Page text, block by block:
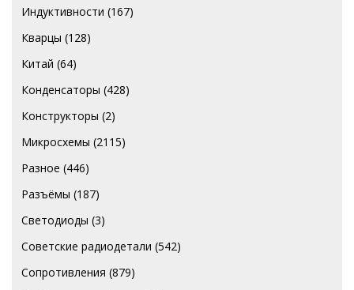
Индуктивности (167)
Кварцы (128)
Китай (64)
Конденсаторы (428)
Конструкторы (2)
Микросхемы (2115)
Разное (446)
Разъёмы (187)
Светодиоды (3)
Советские радиодетали (542)
Сопротивления (879)